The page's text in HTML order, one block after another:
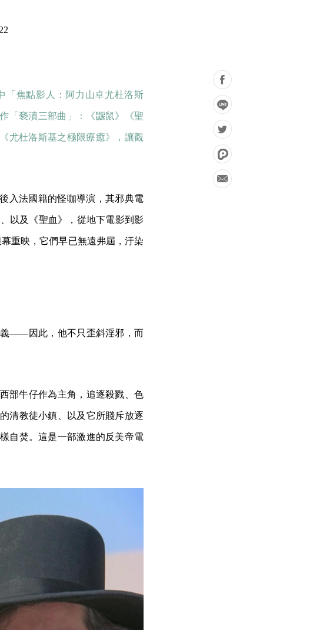
「焦點影人：阿力山卓尤杜洛斯
「褻瀆三部曲」：《鼴鼠》《聖
尤杜洛斯基之極限療癒》，讓觀
入法國籍的怪咖導演，其邪典電
以及《聖血》，從地下電影到影
重映，它們早已無遠弗屆，汙染
義——因此，他不只歪斜淫邪，而
西部牛仔作為主角，追逐殺戮、色
清教徒小鎮、以及它所賤斥放逐
自焚。這是一部激進的反美帝電